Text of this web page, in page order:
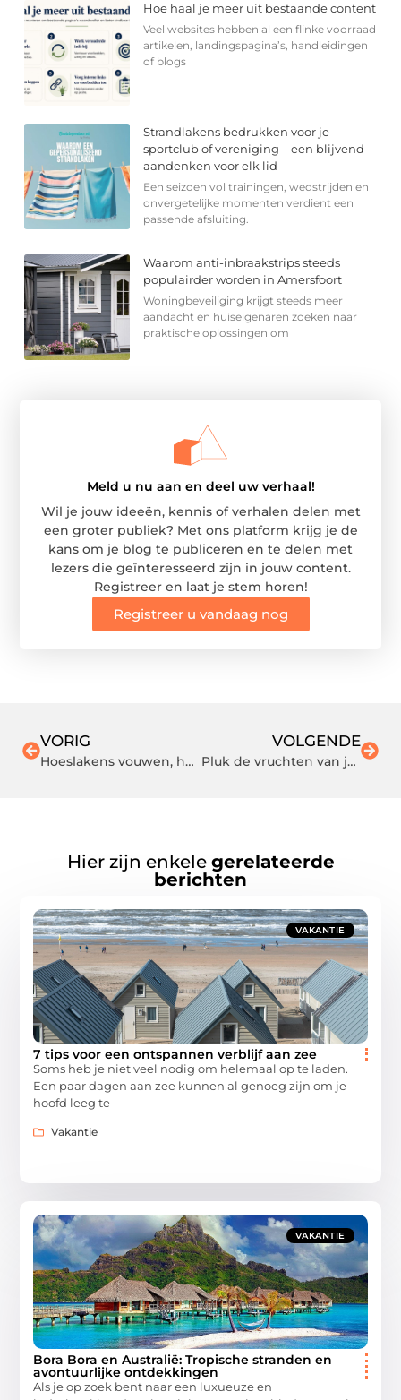
Hoe haal je meer uit bestaande content
Veel websites hebben al een flinke voorraad
artikelen, landingspagina’s, handleidingen
of blogs
Strandlakens bedrukken voor je
sportclub of vereniging – een blijvend
aandenken voor elk lid
Een seizoen vol trainingen, wedstrijden en
onvergetelijke momenten verdient een
passende afsluiting.
Waarom anti-inbraakstrips steeds
populairder worden in Amersfoort
Woningbeveiliging krijgt steeds meer
aandacht en huiseigenaren zoeken naar
praktische oplossingen om
Meld u nu aan en deel uw verhaal!
Wil je jouw ideeën, kennis of verhalen delen met
een groter publiek? Met ons platform krijg je de
kans om je blog te publiceren en te delen met
lezers die geïnteresseerd zijn in jouw content.
Registreer en laat je stem horen!
Registreer u vandaag nog
VORIG
Hoeslakens vouwen, hoe doe je dat?
VOLGENDE
Pluk de vruchten van je eigen fruitboom in de tuin
Hier zijn enkele gerelateerde
berichten
VAKANTIE
7 tips voor een ontspannen verblijf aan zee
Soms heb je niet veel nodig om helemaal op te laden.
Een paar dagen aan zee kunnen al genoeg zijn om je
hoofd leeg te
Vakantie
VAKANTIE
Bora Bora en Australië: Tropische stranden en
avontuurlijke ontdekkingen
Als je op zoek bent naar een luxueuze en